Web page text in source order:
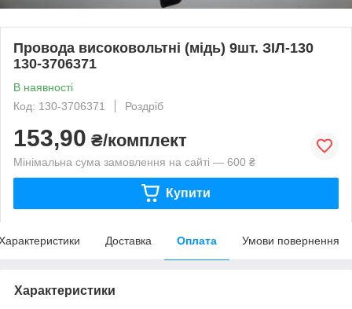
Провода високовольтні (мідь) 9шт. ЗІЛ-130
130-3706371
В наявності
Код: 130-3706371
Роздріб
153,90 ₴/комплект
Мінімальна сума замовлення на сайті — 600 ₴
Купити
Доставка Оплата Умови повернення
Характеристики